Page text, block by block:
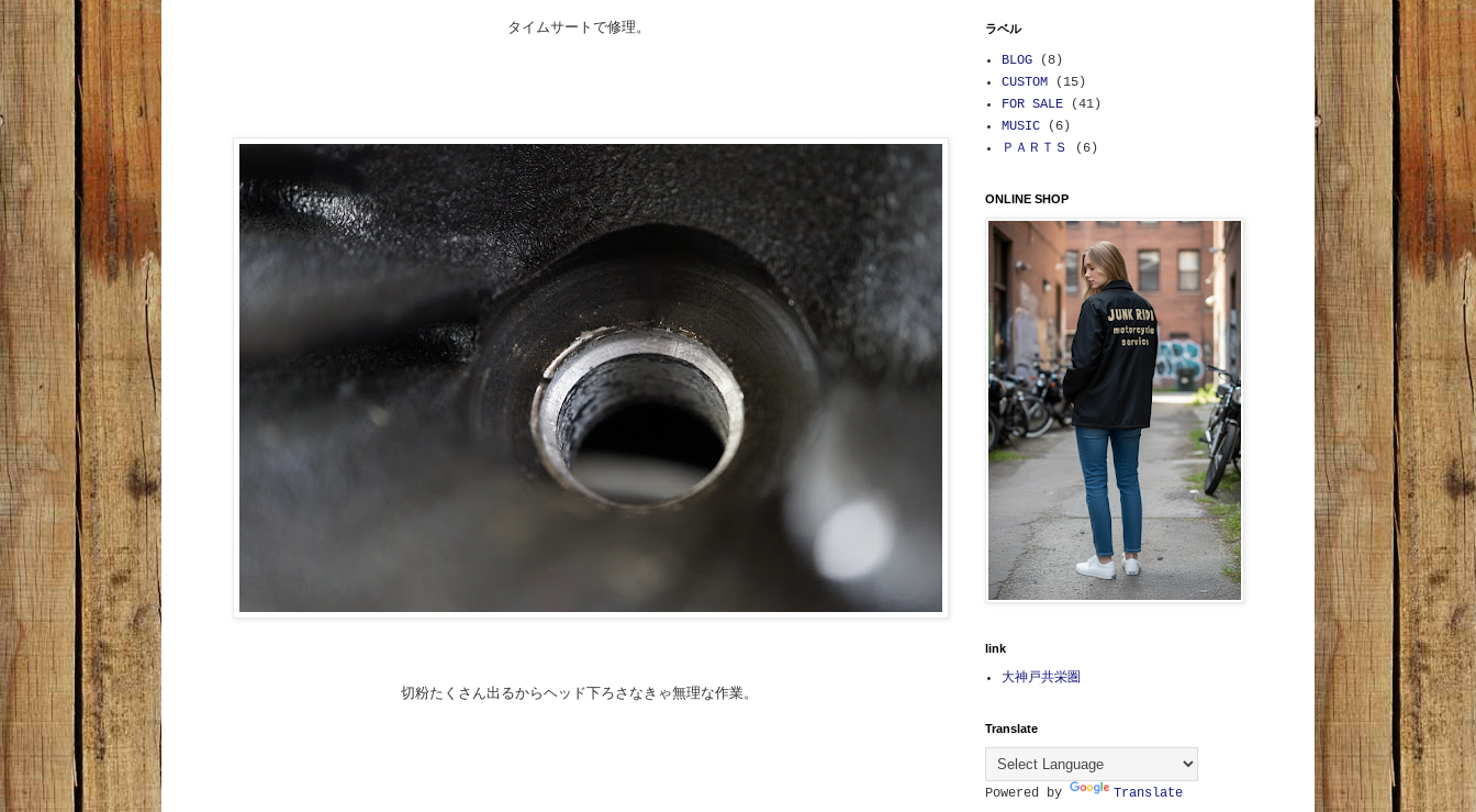
タイムサートで修理。
切粉たくさん出るからヘッド下ろさなきゃ無理な作業。
ラベル
BLOG
(8)
CUSTOM
(15)
FOR SALE
(41)
MUSIC
(6)
ＰＡＲＴＳ
(6)
ONLINE SHOP
link
大神戸共栄圏
Translate
Powered by Translate